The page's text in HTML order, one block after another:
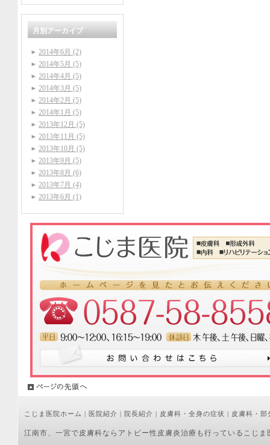
月別アーカイブ
2014年6月 (2)
2014年5月 (5)
2014年4月 (5)
2014年3月 (5)
2014年2月 (5)
2014年1月 (5)
2013年12月 (5)
2013年11月 (5)
2013年10月 (5)
2013年9月 (5)
2013年8月 (6)
2013年7月 (4)
2013年6月 (1)
こじま医院ホーム | 医院紹介 | 院長紹介 | 皮膚科・全身の症状 | 皮膚科・部
江南市、一宮で皮膚科ならアトピー性皮膚炎治療も行っているこじ